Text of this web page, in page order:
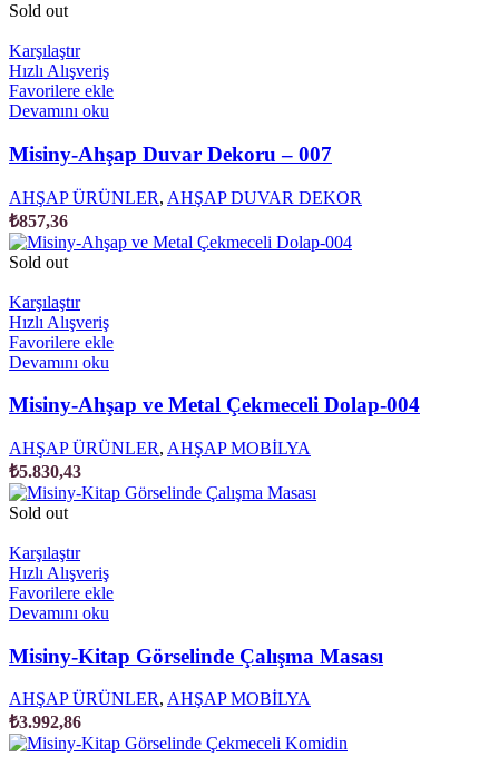
Sold out
Karşılaştır
Hızlı Alışveriş
Favorilere ekle
Devamını oku
Misiny-Ahşap Duvar Dekoru – 007
AHŞAP ÜRÜNLER, AHŞAP DUVAR DEKOR
₺857,36
Sold out
Karşılaştır
Hızlı Alışveriş
Favorilere ekle
Devamını oku
Misiny-Ahşap ve Metal Çekmeceli Dolap-004
AHŞAP ÜRÜNLER, AHŞAP MOBİLYA
₺5.830,43
Sold out
Karşılaştır
Hızlı Alışveriş
Favorilere ekle
Devamını oku
Misiny-Kitap Görselinde Çalışma Masası
AHŞAP ÜRÜNLER, AHŞAP MOBİLYA
₺3.992,86